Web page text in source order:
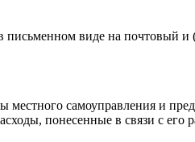
виде на почтовый и
самоуправления и
понесенные в связи с его